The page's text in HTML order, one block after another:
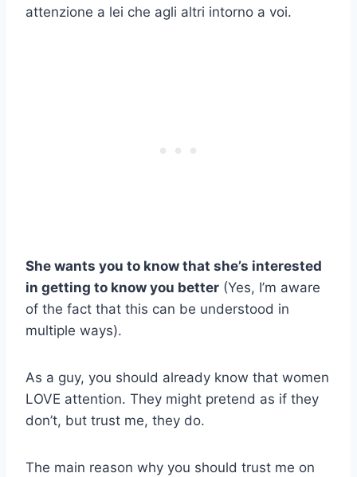
attenzione a lei che agli altri intorno a voi.
She wants you to know that she’s interested
in getting to know you better (Yes, I’m aware
of the fact that this can be understood in
multiple ways).
As a guy, you should already know that women
LOVE attention. They might pretend as if they
don’t, but trust me, they do.
The main reason why you should trust me on